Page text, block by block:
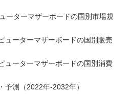
ーターマザーボードの国別市場規
ューターマザーボードの国別販売
ューターマザーボードの国別消費
予測（2022年-2032年）